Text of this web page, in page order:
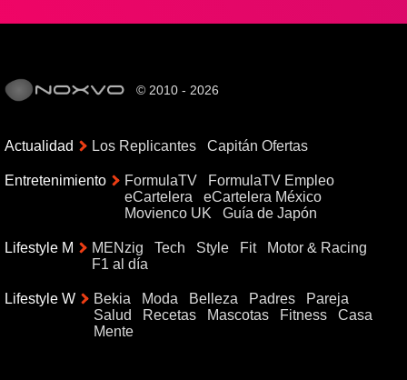
© 2010 - 2026
Actualidad Los Replicantes Capitán Ofertas
Entretenimiento FormulaTV
FormulaTV Empleo
eCartelera
eCartelera México
Movienco UK
Guía de Japón
Lifestyle M MENzig Tech Style Fit
Motor & Racing
F1 al día
Lifestyle W Bekia Moda Belleza Padres
Pareja
Salud
Recetas Mascotas Fitness
Casa
Mente